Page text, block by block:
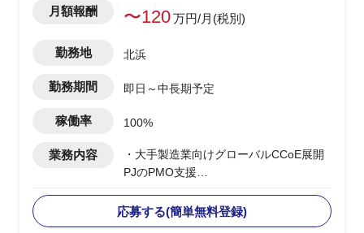
月額報酬 〜120万円/月(税別)
勤務地 北浜
勤務期間 即日～中長期予定
稼働率 100%
業務内容
・大手製造業向けグローバルCCoE展開
PJのPMO支援
Global/Regional階層に定義し、アジア/
欧州/北米/中国への展開を支援
応募する(簡単無料登録)